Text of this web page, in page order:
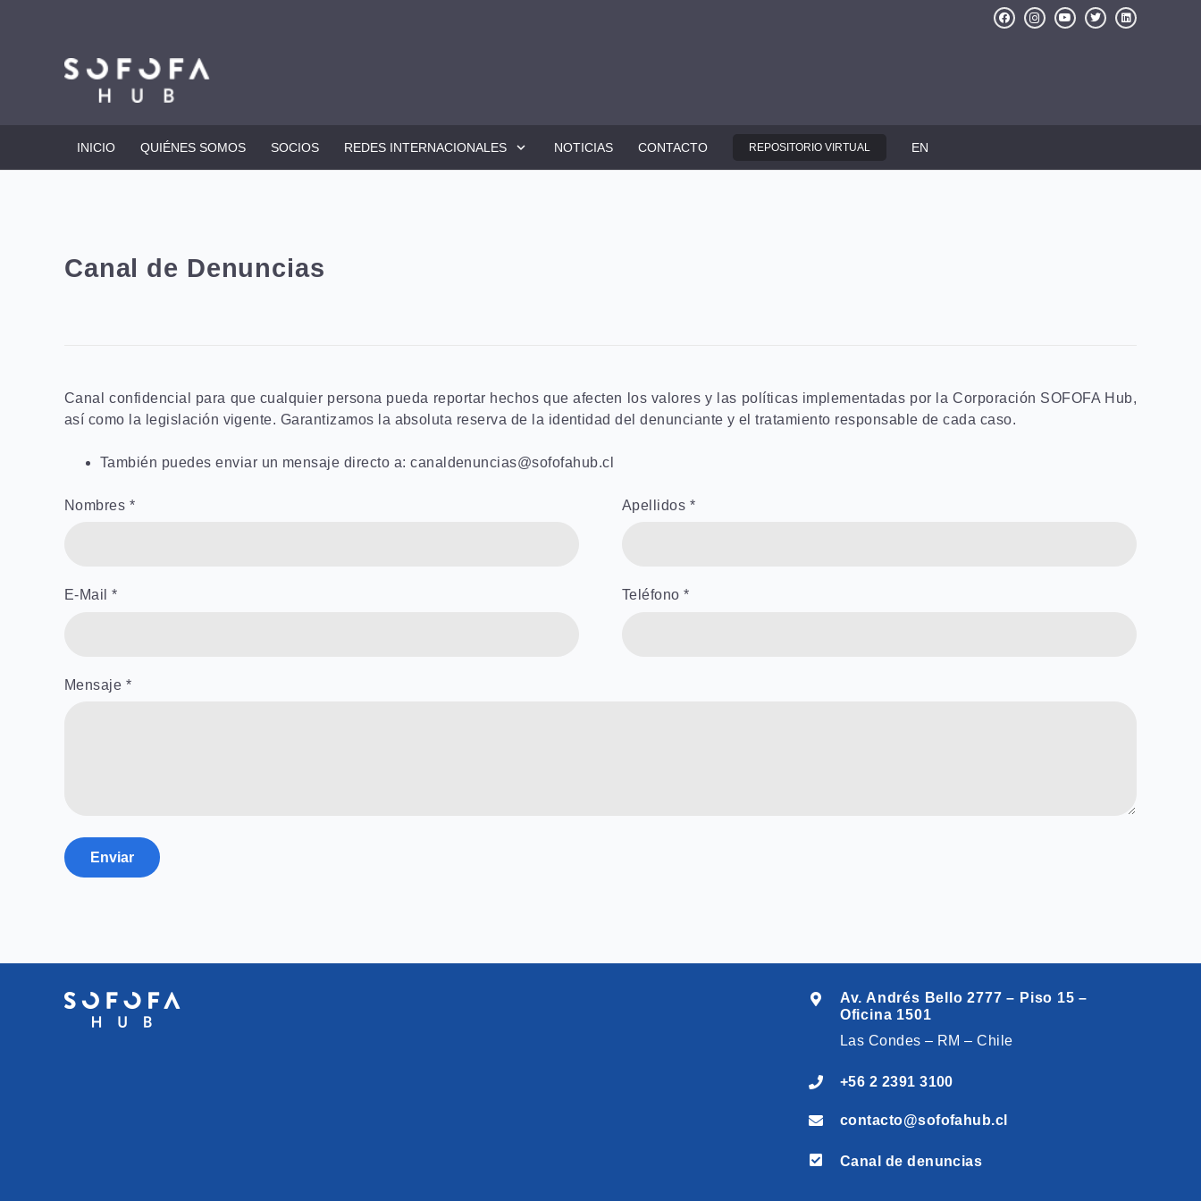
INICIO QUIÉNES SOMOS SOCIOS REDES INTERNACIONALES NOTICIAS CONTACTO REPOSITORIO VIRTUAL EN
Canal de Denuncias
Canal confidencial para que cualquier persona pueda reportar hechos que afecten los valores y las políticas implementadas por la Corporación SOFOFA Hub,
así como la legislación vigente. Garantizamos la absoluta reserva de la identidad del denunciante y el tratamiento responsable de cada caso.
También puedes enviar un mensaje directo a: canaldenuncias@sofofahub.cl
Nombres * Apellidos *
E-Mail * Teléfono *
Mensaje *
Av. Andrés Bello 2777 – Piso 15 –
Oficina 1501
Las Condes – RM – Chile
+56 2 2391 3100
contacto@sofofahub.cl
Canal de denuncias